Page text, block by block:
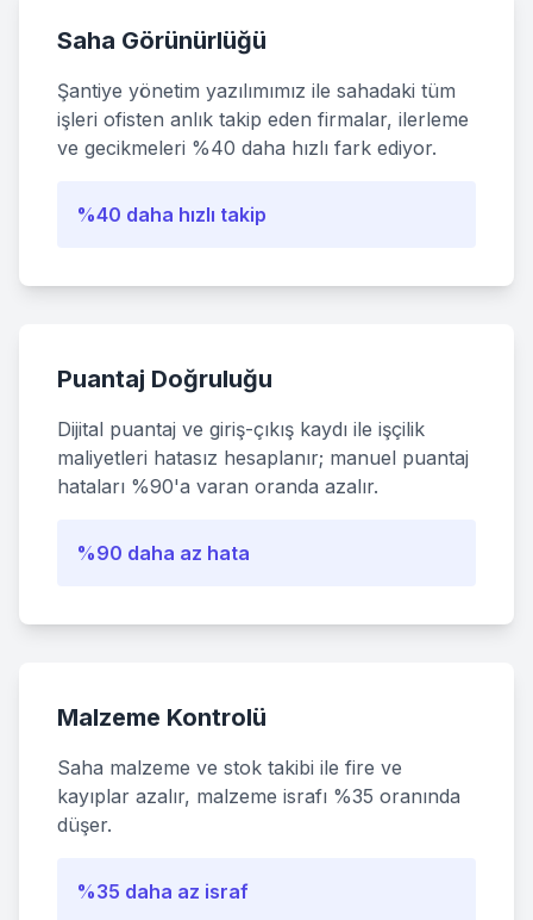
Saha Görünürlüğü
Şantiye yönetim yazılımımız ile sahadaki tüm
işleri ofisten anlık takip eden firmalar, ilerleme
ve gecikmeleri %40 daha hızlı fark ediyor.
%40 daha hızlı takip
Puantaj Doğruluğu
Dijital puantaj ve giriş-çıkış kaydı ile işçilik
maliyetleri hatasız hesaplanır; manuel puantaj
hataları %90'a varan oranda azalır.
%90 daha az hata
Malzeme Kontrolü
Saha malzeme ve stok takibi ile fire ve
kayıplar azalır, malzeme israfı %35 oranında
düşer.
%35 daha az israf